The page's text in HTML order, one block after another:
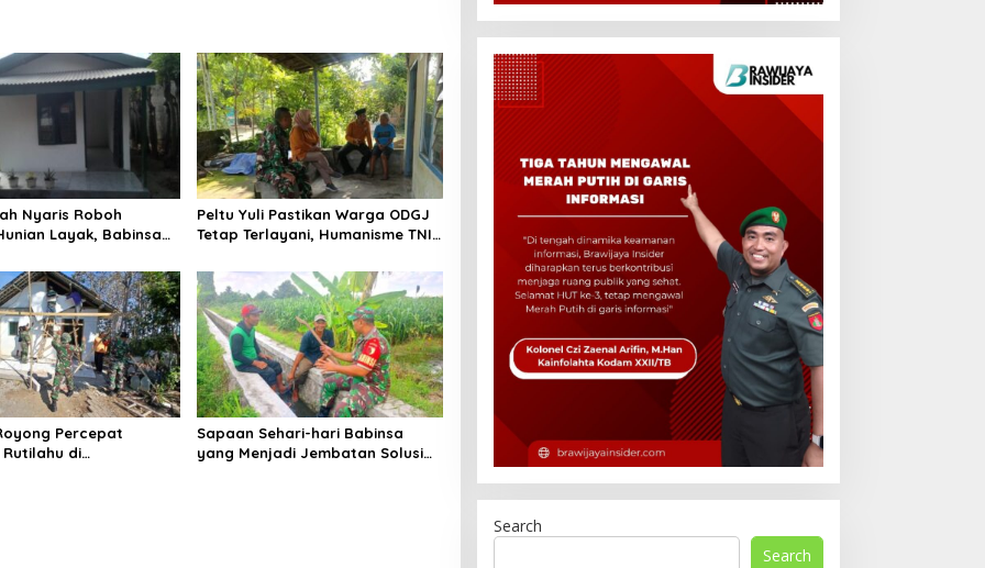
Nyaris Roboh
Layak, Babinsa
Peltu Yuli Pastikan Warga ODGJ
Tetap Terlayani, Humanisme TNI
Percepat
Rutilahu di
Sapaan Sehari-hari Babinsa
yang Menjadi Jembatan Solusi
Search
Search